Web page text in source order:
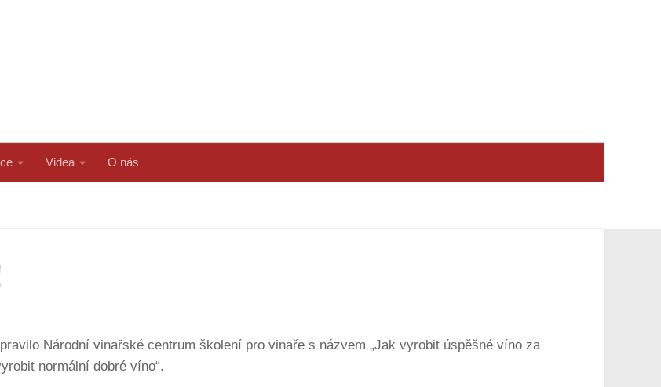
Videa O nás
Národní vinařské centrum školení pro vinaře s názvem „Jak vyrobit úspěšné víno za
normální dobré víno“.